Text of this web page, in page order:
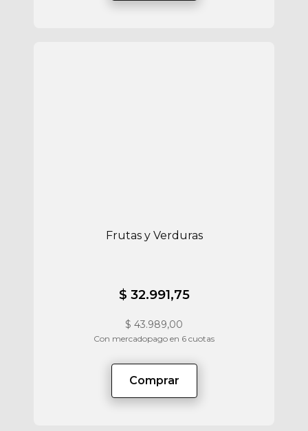
Frutas y Verduras
$ 32.991,75
$ 43.989,00
Con mercadopago en 6 cuotas
Comprar